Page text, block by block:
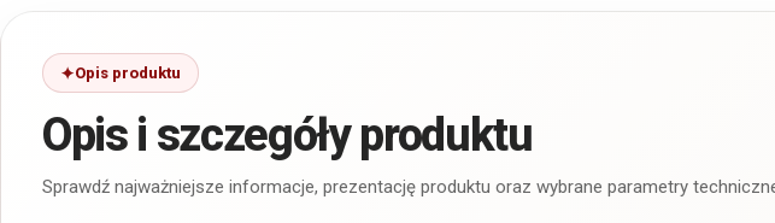
Opis produktu
Opis i szczegóły produktu
Sprawdź najważniejsze informacje, prezentację produktu oraz wybrane parametry